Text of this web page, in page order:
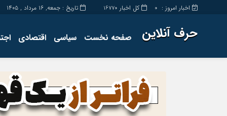
کل اخبار 16770 اخبار امروز : 0 تاریخ : جمعه, ۱۶ مرداد , ۱۴۰۵
حرف آنلاین صفحه نخست سیاسی اقتصادی